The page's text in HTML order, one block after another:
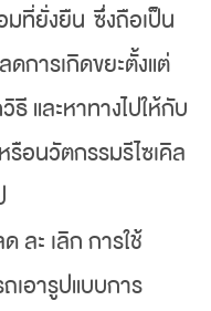
มที่ยั่งยืน ซึ่งถือเป็น
การเกิดขยะตั้งแต่
และหาทางไปให้กับ
อนวัตกรรมรีไซเคิล
ละ เลิก การใช้
อารูปแบบการ